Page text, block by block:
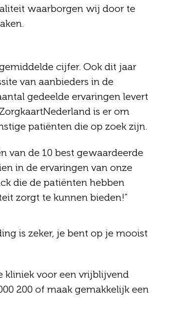
waarborgen wij door te
cijfer. Ook dit jaar
van aanbieders in de
gedeelde ervaringen levert
is er om
patiënten die op zoek zijn.
van de 10 best gewaardeerde
in de ervaringen van onze
die de patiënten hebben
zorgt te kunnen bieden!”
is zeker, je bent op je mooist
kliniek voor een vrijblijvend
200 of maak gemakkelijk een